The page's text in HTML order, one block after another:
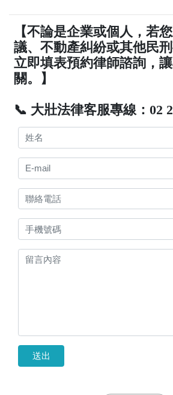
【不論是企業或個人，若
議、不動產糾紛或其他民
立即填表預約律師諮詢，
關。】
📞 大壯法律客服專線：02
送出